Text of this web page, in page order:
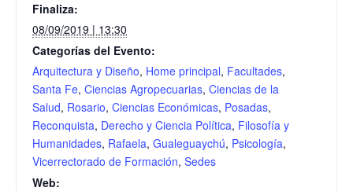
Finaliza:
08/09/2019 | 13:30
Categorías del Evento:
Arquitectura y Diseño, Home principal, Facultades,
Santa Fe, Ciencias Agropecuarias, Ciencias de la
Salud, Rosario, Ciencias Económicas, Posadas,
Reconquista, Derecho y Ciencia Política, Filosofía y
Humanidades, Rafaela, Gualeguaychú, Psicología,
Vicerrectorado de Formación, Sedes
Web: